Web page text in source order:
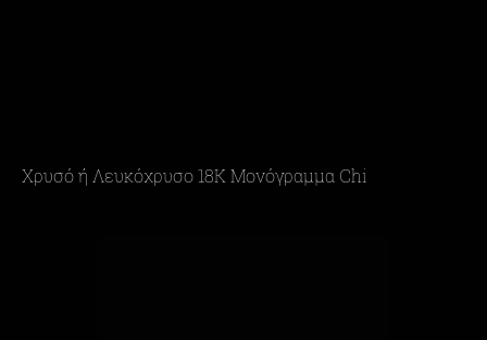
Χρυσό ή Λευκόχρυσο 18Κ Μονόγραμμα Chi